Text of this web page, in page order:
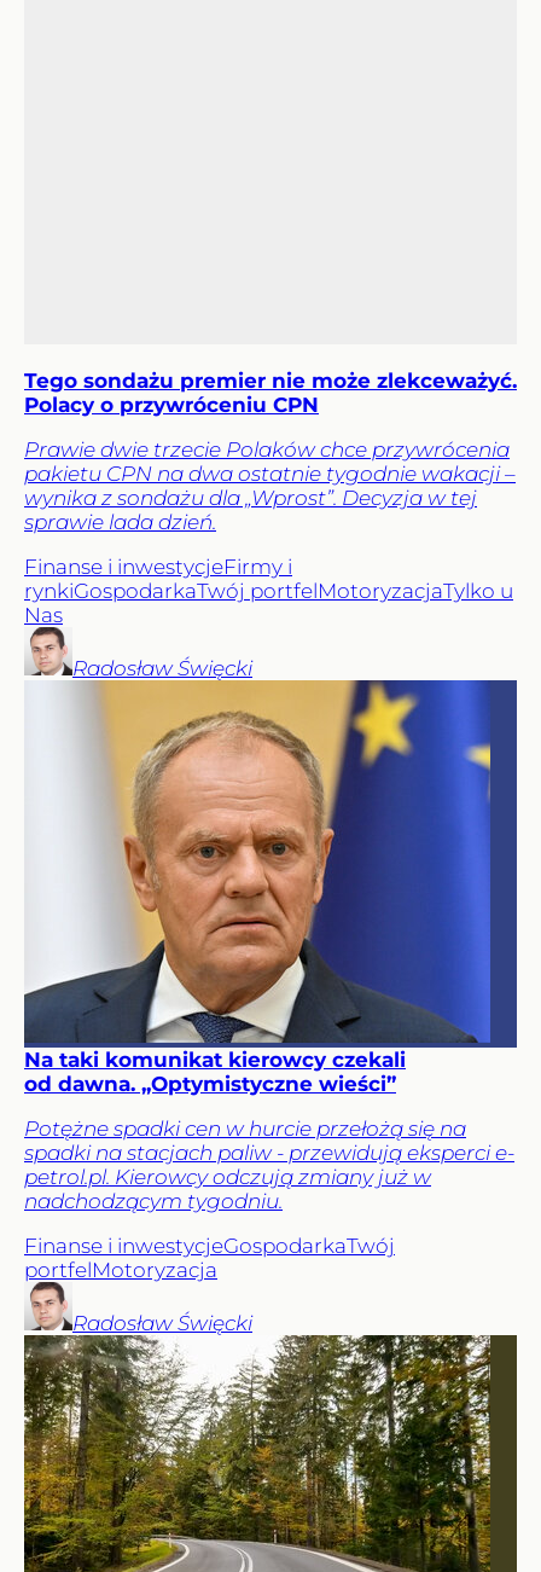
Tego sondażu premier nie może zlekceważyć.
Polacy o przywróceniu CPN
Prawie dwie trzecie Polaków chce przywrócenia
pakietu CPN na dwa ostatnie tygodnie wakacji –
wynika z sondażu dla „Wprost”. Decyzja w tej
sprawie lada dzień.
Finanse i inwestycjeFirmy i
rynkiGospodarkaTwój portfelMotoryzacjaTylko u
Nas
Radosław Święcki
Na taki komunikat kierowcy czekali
od dawna. „Optymistyczne wieści”
Potężne spadki cen w hurcie przełożą się na
spadki na stacjach paliw - przewidują eksperci e-
petrol.pl. Kierowcy odczują zmiany już w
nadchodzącym tygodniu.
Finanse i inwestycjeGospodarkaTwój
portfelMotoryzacja
Radosław Święcki